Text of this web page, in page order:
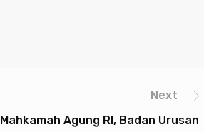
Next
Mahkamah Agung RI, Badan Urusan